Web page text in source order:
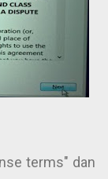
terms" dan